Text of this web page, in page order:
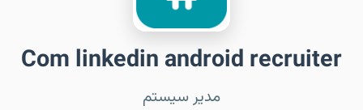
Com linkedin android recruiter
مدیر سیستم